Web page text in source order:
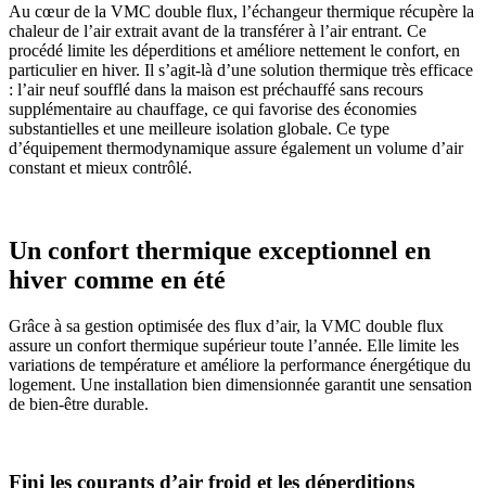
Au cœur de la VMC double flux, l’échangeur thermique récupère la
chaleur de l’air extrait avant de la transférer à l’air entrant. Ce
procédé limite les déperditions et améliore nettement le confort, en
particulier en hiver. Il s’agit-là d’une solution thermique très efficace
: l’air neuf soufflé dans la maison est préchauffé sans recours
supplémentaire au chauffage, ce qui favorise des économies
substantielles et une meilleure isolation globale. Ce type
d’équipement thermodynamique assure également un volume d’air
constant et mieux contrôlé.
Un confort thermique exceptionnel en
hiver comme en été
Grâce à sa gestion optimisée des flux d’air, la VMC double flux
assure un confort thermique supérieur toute l’année. Elle limite les
variations de température et améliore la performance énergétique du
logement. Une installation bien dimensionnée garantit une sensation
de bien-être durable.
Fini les courants d’air froid et les déperditions